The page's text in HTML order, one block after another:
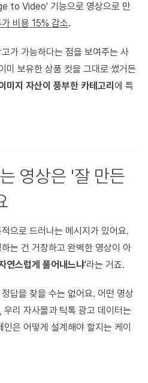
to Video' 기능으로 영상으로 만
비용 15% 감소.
가 가능하다는 점을 보여주는 사
미 보유한 상품 컷을 그대로 썼거든
미지 자산이 풍부한 카테고리 에 특
영상은 '잘 만든
으로 드러나는 메시지가 있어요.
는 건 거창하고 완벽한 영상이 아
연스럽게 풀어내느냐'라는 거죠.
답을 찾을 수는 없어요. 어떤 영상
리 자사몰과 틱톡 광고 데이터는
은 어떻게 설계해야 할지는 케이